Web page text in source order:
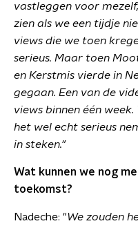
vastleggen voor
zien als we een tijdje
views die we toen
serieus. Maar toen
en Kerstmis vierde in
gegaan. Een van de
views binnen één
het wel echt serieus
in steken."
Wat kunnen we nog
toekomst?
Nadeche: "We zouden